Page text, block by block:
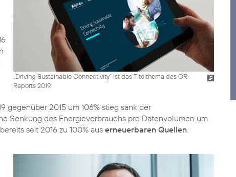
„Driving Sustainable Connectivity“ ist das Titelthema des CR-
Reports 2019.
gegenüber 2015 um 106% stieg sank der
Senkung des Energieverbrauchs pro Datenvolumen um
seit 2016 zu 100% aus erneuerbaren Quellen.